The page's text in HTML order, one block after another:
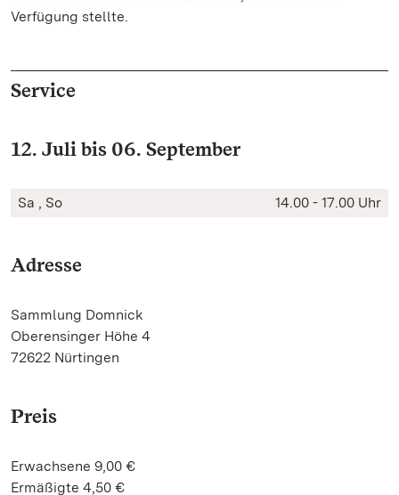
Verfügung stellte.
Service
12. Juli bis 06. September
Sa , So 14.00 - 17.00 Uhr
Adresse
Sammlung Domnick
Oberensinger Höhe 4
72622 Nürtingen
Preis
Erwachsene 9,00 €
Ermäßigte 4,50 €